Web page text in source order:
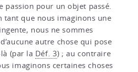
passion pour un objet passé.
tant que nous imaginons une
nous ne sommes
autre chose qui pose
(par la Déf. 3) ; au contraire
imaginons certaines choses